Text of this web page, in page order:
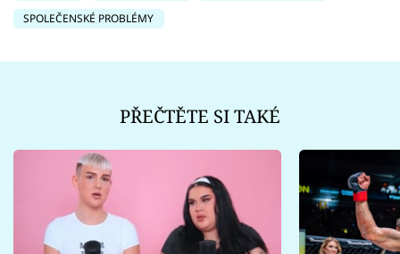
SPOLEČENSKÉ PROBLÉMY
PŘEČTĚTE SI TAKÉ